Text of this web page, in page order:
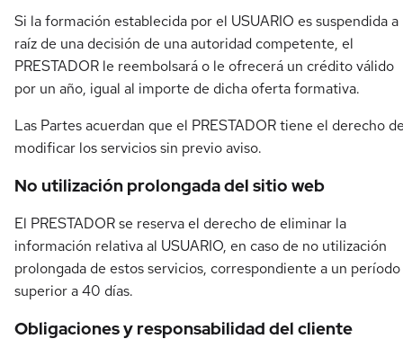
Si la formación establecida por el USUARIO es suspendida a
raíz de una decisión de una autoridad competente, el
PRESTADOR le reembolsará o le ofrecerá un crédito válido
por un año, igual al importe de dicha oferta formativa.
Las Partes acuerdan que el PRESTADOR tiene el derecho
modificar los servicios sin previo aviso.
No utilización prolongada del sitio web
El PRESTADOR se reserva el derecho de eliminar la
información relativa al USUARIO, en caso de no utilización
prolongada de estos servicios, correspondiente a un período
superior a 40 días.
Obligaciones y responsabilidad del cliente